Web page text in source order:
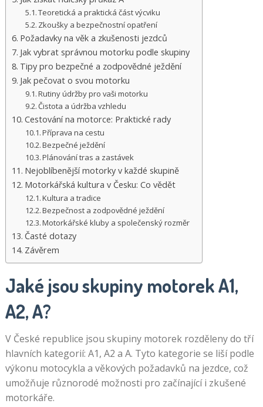
Teoretická a praktická část výcviku
Zkoušky a bezpečnostní opatření
Požadavky na věk a zkušenosti jezdců
Jak vybrat správnou motorku podle skupiny
Tipy pro bezpečné a zodpovědné ježdění
Jak pečovat o svou motorku
Rutiny údržby pro vaši motorku
Čistota a údržba vzhledu
Cestování na motorce: Praktické rady
Příprava na cestu
Bezpečné ježdění
Plánování tras a zastávek
Nejoblíbenější motorky v každé skupině
Motorkářská kultura v Česku: Co vědět
Kultura a tradice
Bezpečnost a zodpovědné ježdění
Motorkářské kluby a společenský rozměr
Časté dotazy
Závěrem
Jaké jsou skupiny motorek A1,
A2, A?
V České republice jsou skupiny motorek rozděleny do tří
hlavních kategorií: A1, A2 a A. Tyto kategorie se liší podle
výkonu motocykla a věkových požadavků na jezdce, což
umožňuje různorodé možnosti pro začínající i zkušené
motorkáře.